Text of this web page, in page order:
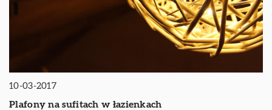
10-03-2017
Plafony na sufitach w łazienkach